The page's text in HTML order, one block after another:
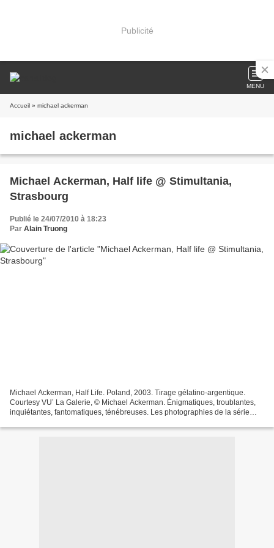
Publicité
MENU
Accueil » michael ackerman
michael ackerman
Michael Ackerman, Half life @ Stimultania,
Strasbourg
Publié le 24/07/2010 à 18:23
Par Alain Truong
Michael Ackerman, Half Life. Poland, 2003. Tirage gélatino-argentique.
Courtesy VU’ La Galerie, © Michael Ackerman. Énigmatiques, troublantes,
inquiétantes, fantomatiques, ténébreuses. Les photographies de la série